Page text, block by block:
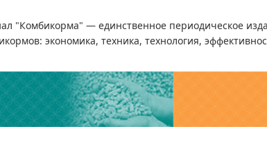
"Комбикорма" — единственное периодическое
экономика, техника, технология,